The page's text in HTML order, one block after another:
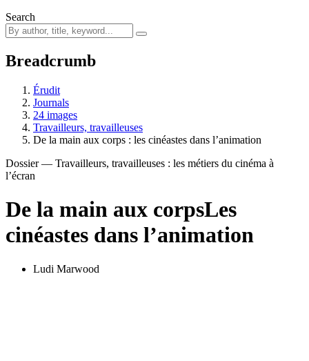
Search
Breadcrumb
Érudit
Journals
24 images
Travailleurs, travailleuses
De la main aux corps : les cinéastes dans l’animation
Dossier — Travailleurs, travailleuses : les métiers du cinéma à
l’écran
De la main aux corpsLes
cinéastes dans l’animation
Ludi Marwood